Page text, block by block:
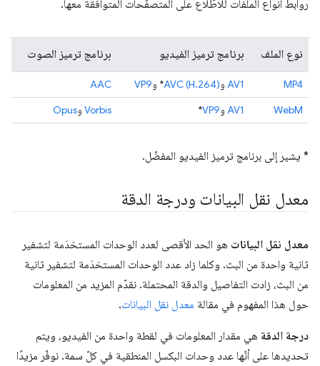
روابط أنواع الملفات للاطّلاع على المتصفّحات المتوافقة معها.
نوع الملف برنامج ترميز الفيديو برنامج ترميز الصوت
MP4
AV1 وAVC (H.264)* وVP9
AAC
WebM
AV1 وVP9
*
Vorbis وOpus
* يشير إلى برنامج ترميز الفيديو المفضّل.
معدل نقل البيانات ودرجة الدقة
معدل نقل البيانات هو الحد الأقصى لعدد الوحدات المستخدَمة لتشفير
ثانية واحدة من البث. وكلما زاد عدد الوحدات المستخدَمة لتشفير ثانية
من البث، زادت التفاصيل والدقة المحتملة. نقدّم المزيد من المعلومات
حول هذا المفهوم في مقالة معدل نقل البيانات.
درجة الدقة هي مقدار المعلومات في لقطة واحدة من الفيديو، ويتم
تحديدها على أنّها عدد وحدات البكسل المنطقية في كلّ سمة. نوفّر مزيدًا